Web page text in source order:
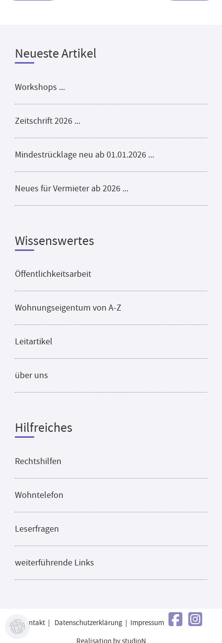
Neueste Artikel
Workshops ...
Zeitschrift 2026 ...
Mindestrücklage neu ab 01.01.2026 ...
Neues für Vermieter ab 2026 ...
Wissenswertes
Öffentlichkeitsarbeit
Wohnungseigentum von A-Z
Leitartikel
über uns
Hilfreiches
Rechtshilfen
Wohntelefon
Leserfragen
weiterführende Links
Kontakt| Datenschutzerklärung| Impressum